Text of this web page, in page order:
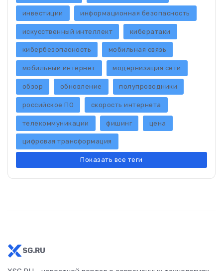
инвестиции информационная безопасность
искусственный интеллект кибератаки
кибербезопасность мобильная связь
мобильный интернет модернизация сети
обзор обновление полупроводники
российское ПО скорость интернета
телекоммуникации фишинг цена
цифровая трансформация
Показать все теги
SG.RU